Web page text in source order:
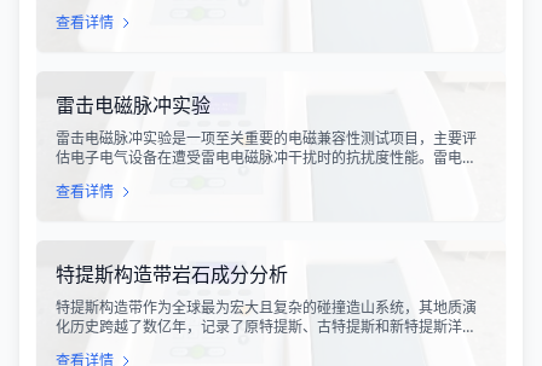
炸事故的风险。不发火骨料试验是评定该类材料安全性能的关键检
查看详情
雷击电磁脉冲实验
雷击电磁脉冲实验是一项至关重要的电磁兼容性测试项目，主要评
估电子电气设备在遭受雷电电磁脉冲干扰时的抗扰度性能。雷电作
具有上升时间快、持续时间短、能量密度高等特点，可能对周围的
查看详情
特提斯构造带岩石成分分析
特提斯构造带作为全球最为宏大且复杂的碰撞造山系统，其地质演
化历史跨越了数亿年，记录了原特提斯、古特提斯和新特提斯洋的
查看详情